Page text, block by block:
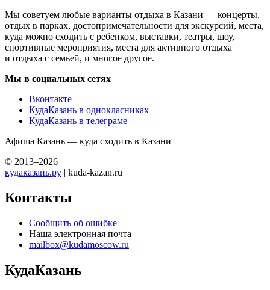
Мы советуем любые варианты отдыха в Казани — концерты,
отдых в парках, достопримечательности для экскурсий, места,
куда можно сходить с ребенком, выставки, театры, шоу,
спортивные мероприятия, места для активного отдыха
и отдыха с семьей, и многое другое.
Мы в социальных сетях
Вконтакте
КудаКазань в однокласниках
КудаКазань в телеграме
Афиша Казань — куда сходить в Казани
© 2013–2026
кудаказань.ру | kuda-kazan.ru
Контакты
Сообщить об ошибке
Наша электронная почта
mailbox@kudamoscow.ru
КудаКазань